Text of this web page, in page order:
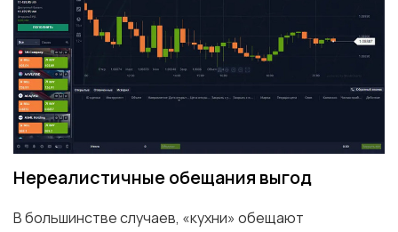
Нереалистичные обещания выгод
В большинстве случаев, «кухни» обещают